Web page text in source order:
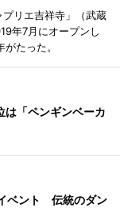
リエ吉祥寺」（武蔵
年7月にオープンし
たった。
は「ペンギンベーカ
ベント 伝統のダン